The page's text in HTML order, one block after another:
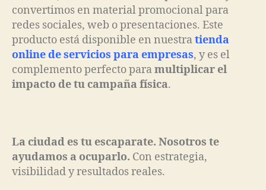
convertimos en material promocional para
redes sociales, web o presentaciones. Este
producto está disponible en nuestratienda
online de servicios para empresas, y es el
complemento perfecto paramultiplicar el
impacto de tu campaña física.
La ciudad es tu escaparate. Nosotros te
ayudamos a ocuparlo. Con estrategia,
visibilidad y resultados reales.